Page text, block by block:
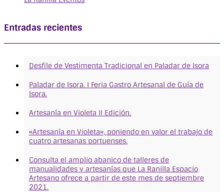
Entradas recientes
Desfile de Vestimenta Tradicional en Paladar de Isora
Paladar de Isora. I Feria Gastro Artesanal de Guía de
Isora.
Artesanía en Violeta II Edición.
«Artesanía en Violeta», poniendo en valor el trabajo de
cuatro artesanas portuenses.
Consulta el amplio abanico de talleres de
manualidades y artesanías que La Ranilla Espacio
Artesano ofrece a partir de este mes de septiembre
2021.